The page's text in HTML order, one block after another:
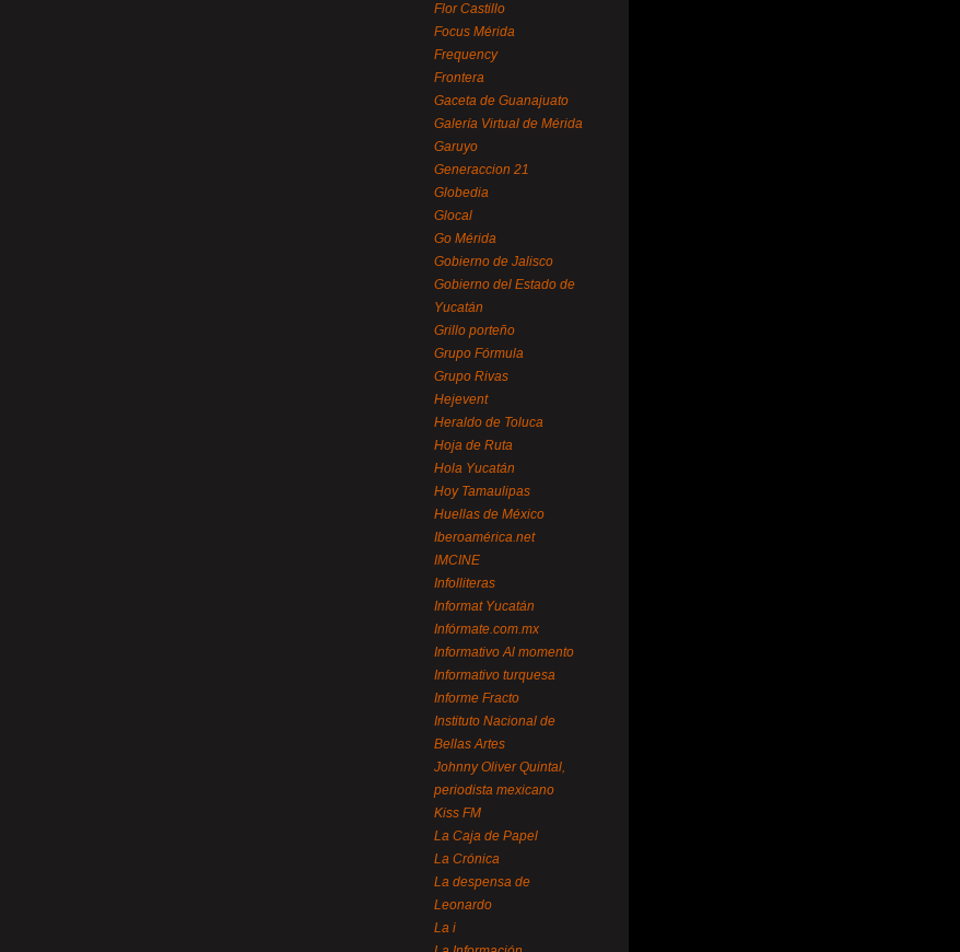
Flor Castillo
Focus Mérida
Frequency
Frontera
Gaceta de Guanajuato
Galería Virtual de Mérida
Garuyo
Generaccion 21
Globedia
Glocal
Go Mérida
Gobierno de Jalisco
Gobierno del Estado de
Yucatán
Grillo porteño
Grupo Fórmula
Grupo Rivas
Hejevent
Heraldo de Toluca
Hoja de Ruta
Hola Yucatán
Hoy Tamaulipas
Huellas de México
Iberoamérica.net
IMCINE
Infolliteras
Informat Yucatán
Infórmate.com.mx
Informativo Al momento
Informativo turquesa
Informe Fracto
Instituto Nacional de
Bellas Artes
Johnny Oliver Quintal,
periodista mexicano
Kiss FM
La Caja de Papel
La Crónica
La despensa de
Leonardo
La i